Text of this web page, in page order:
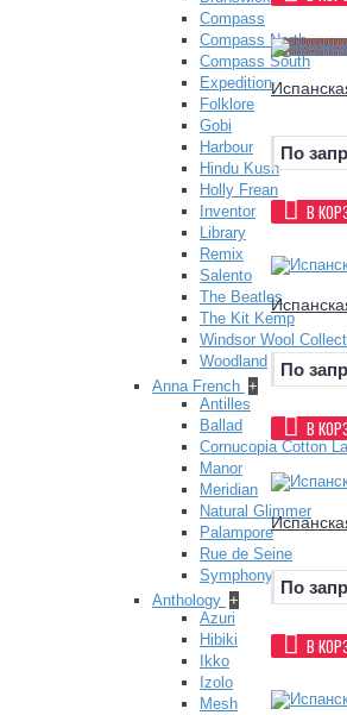
Compass
Compass North
Compass South
Expedition
Folklore
Gobi
Harbour
Hindu Kush
Holly Frean
Inventor
Library
Remix
Salento
The Beatles
The Kit Kemp
Windsor Wool
Woodland
Anna French +
Antilles
Ballad
Cornucopia Cotton
Manor
Meridian
Natural Glimmer
Palampore
Rue de Seine
Symphony
Anthology +
Azuri
Hibiki
Ikko
Izolo
Mesh
По
В
По
В
По
В